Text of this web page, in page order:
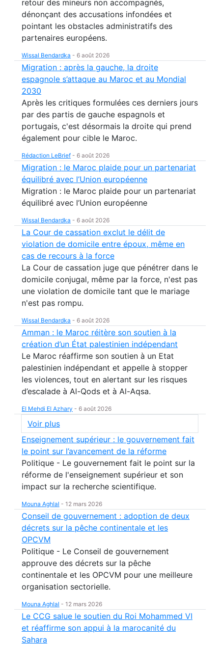
retour des mineurs non accompagnés,
dénonçant des accusations infondées et
pointant les obstacles administratifs des
partenaires européens.
Wissal Bendardka - 6 août 2026
Migration : après la gauche, la droite
espagnole s’attaque au Maroc et au Mondial
2030
Après les critiques formulées ces derniers jours
par des partis de gauche espagnols et
portugais, c'est désormais la droite qui prend
également pour cible le Maroc.
Rédaction LeBrief - 6 août 2026
Migration : le Maroc plaide pour un partenariat
équilibré avec l’Union européenne
Migration : le Maroc plaide pour un partenariat
équilibré avec l’Union européenne
Wissal Bendardka - 6 août 2026
La Cour de cassation exclut le délit de
violation de domicile entre époux, même en
cas de recours à la force
La Cour de cassation juge que pénétrer dans le
domicile conjugal, même par la force, n'est pas
une violation de domicile tant que le mariage
n'est pas rompu.
Wissal Bendardka - 6 août 2026
Amman : le Maroc réitère son soutien à la
création d’un État palestinien indépendant
Le Maroc réaffirme son soutien à un Etat
palestinien indépendant et appelle à stopper
les violences, tout en alertant sur les risques
d’escalade à Al-Qods et à Al-Aqsa.
El Mehdi El Azhary - 6 août 2026
Voir plus
Enseignement supérieur : le gouvernement fait
le point sur l’avancement de la réforme
Politique - Le gouvernement fait le point sur la
réforme de l'enseignement supérieur et son
impact sur la recherche scientifique.
Mouna Aghlal - 12 mars 2026
Conseil de gouvernement : adoption de deux
décrets sur la pêche continentale et les
OPCVM
Politique - Le Conseil de gouvernement
approuve des décrets sur la pêche
continentale et les OPCVM pour une meilleure
organisation sectorielle.
Mouna Aghlal - 12 mars 2026
Le CCG salue le soutien du Roi Mohammed VI
et réaffirme son appui à la marocanité du
Sahara